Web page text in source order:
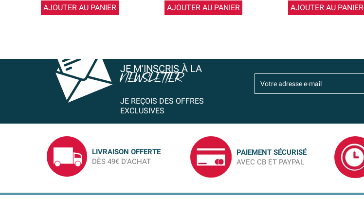
AJOUTER AU PANIER
AJOUTER AU PANIER
AJOUTER AU PANIER
JE M’INSCRIS À LA
NEWSLETTER
JE REÇOIS DES OFFRES
EXCLUSIVES
LIVRAISON OFFERTE
DÈS 49€ D'ACHAT
PAIEMENT SÉCURISÉ
AVEC CB ET PAYPAL